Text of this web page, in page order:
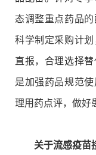
态调整重点药品
科学制定采购计
直报，合理选择
是加强药品规范
理用药点评，做好
关于流感疫苗